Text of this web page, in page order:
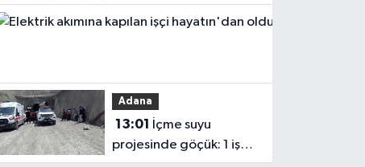
savunma sanayii
ekosistemine daha
Adana
13:01
projesinde göçük: 1 işçi